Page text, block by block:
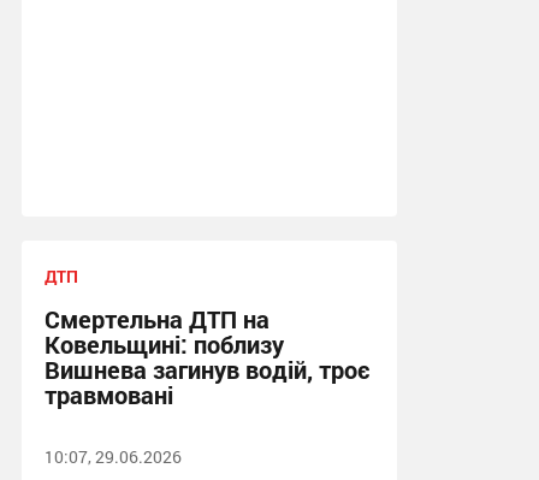
ДТП
Смертельна ДТП на
Ковельщині: поблизу
Вишнева загинув водій, троє
травмовані
10:07, 29.06.2026